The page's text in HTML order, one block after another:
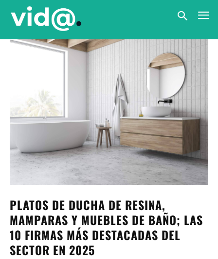
PLATOS DE DUCHA DE RESINA,
MAMPARAS Y MUEBLES DE BAÑO; LAS
10 FIRMAS MÁS DESTACADAS DEL
SECTOR EN 2025